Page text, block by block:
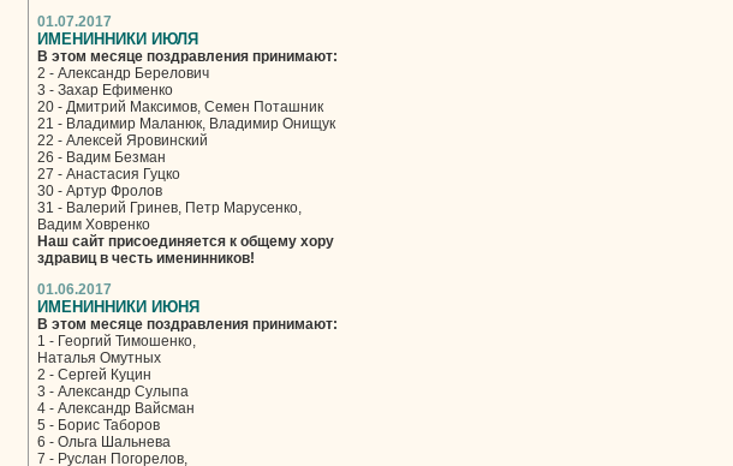
01.07.2017
ИМЕНИННИКИ ИЮЛЯ
В этом месяце поздравления принимают:
2 - Александр Берелович
3 - Захар Ефименко
20 - Дмитрий Максимов, Семен Поташник
21 - Владимир Маланюк, Владимир Онищук
22 - Алексей Яровинский
26 - Вадим Безман
27 - Анастасия Гуцко
30 - Артур Фролов
31 - Валерий Гринев, Петр Марусенко,
Вадим Ховренко
Наш сайт присоединяется к общему хору
здравиц в честь именинников!
01.06.2017
ИМЕНИННИКИ ИЮНЯ
В этом месяце поздравления принимают:
1 - Георгий Тимошенко,
Наталья Омутных
2 - Сергей Куцин
3 - Александр Сулыпа
4 - Александр Вайсман
5 - Борис Таборов
6 - Ольга Шальнева
7 - Руслан Погорелов,